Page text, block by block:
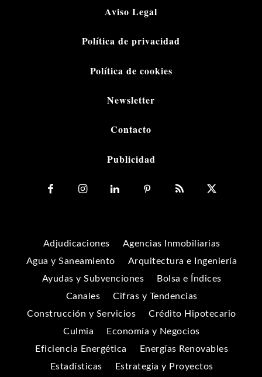
Aviso Legal
Política de privacidad
Política de cookies
Newsletter
Contacto
Publicidad
Adjudicaciones
Agencias Inmobiliarias
Agua y Saneamiento
Arquitectura e Ingeniería
Ayudas y Subvenciones
Bolsa e Índices
Canales
Cifras y Tendencias
Construcción y Servicios
Crédito Hipotecario
Culmia
Economía y Negocios
Eficiencia Energética
Energías Renovables
Estadísticas
Estrategia y Proyectos